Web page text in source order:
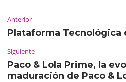
Anterior
Plataforma Tecnológica
Siguiente
Paco & Lola Prime, la
maduración de Paco &